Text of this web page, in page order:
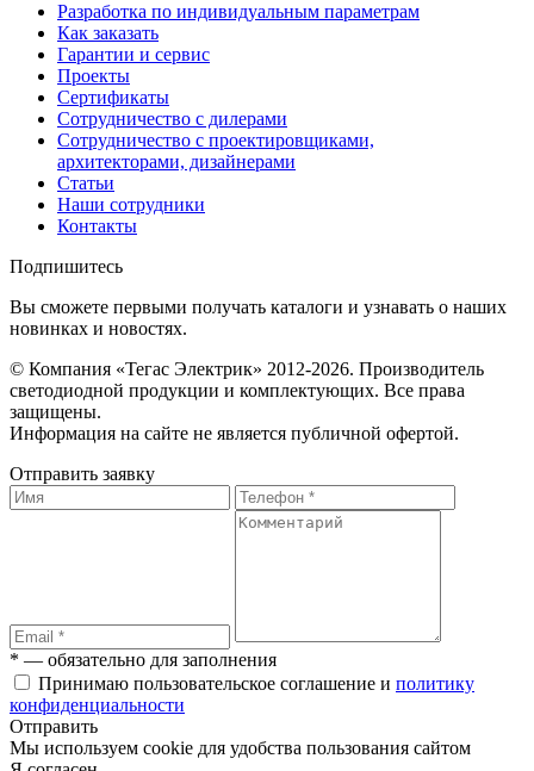
Разработка по индивидуальным параметрам
Как заказать
Гарантии и сервис
Проекты
Сертификаты
Сотрудничество с дилерами
Сотрудничество с проектировщиками,
архитекторами, дизайнерами
Статьи
Наши сотрудники
Контакты
Подпишитесь
Вы сможете первыми получать каталоги и узнавать о наших
новинках и новостях.
© Компания «Тегас Электрик» 2012-2026. Производитель
светодиодной продукции и комплектующих. Все права
защищены.
Информация на сайте не является публичной офертой.
Отправить заявку
* — обязательно для заполнения
Принимаю пользовательское соглашение и политику
конфиденциальности
Отправить
Мы используем cookie для удобства пользования сайтом